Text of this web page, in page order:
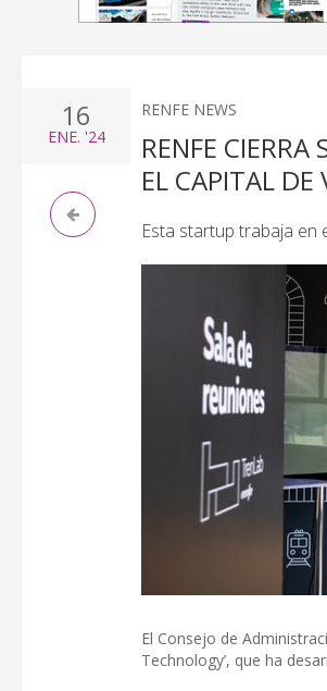
16
ENE. '24
RENFE NEWS
RENFE
EL CAPITAL DE
Esta startup trabaja en
El Consejo de
Technology’, que ha